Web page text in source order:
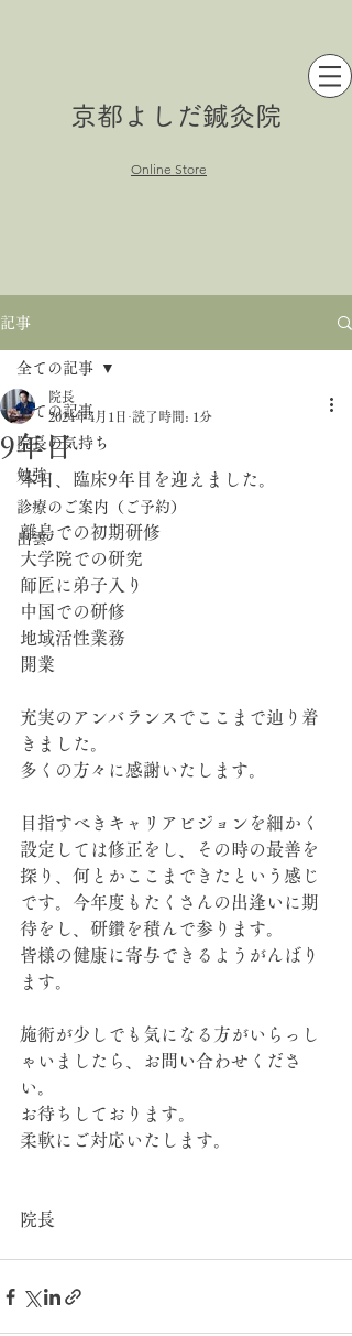
京都よしだ鍼灸院
Online Store
記事
全ての記事
院長の気持ち
勉強
診療のご案内（ご予約）
出雲
全ての記事
9年目
院長
2024年4月1日 読了時間: 1分
本日、臨床9年目を迎えました。
離島での初期研修
大学院での研究
師匠に弟子入り
中国での研修
地域活性業務
開業
充実のアンバランスでここまで辿り着
きました。
多くの方々に感謝いたします。
目指すべきキャリアビジョンを細かく
設定しては修正をし、その時の最善を
探り、何とかここまできたという感じ
です。今年度もたくさんの出逢いに期
待をし、研鑽を積んで参ります。
皆様の健康に寄与できるようがんばり
ます。
施術が少しでも気になる方がいらっし
ゃいましたら、お問い合わせくださ
い。
お待ちしております。
柔軟にご対応いたします。
院長